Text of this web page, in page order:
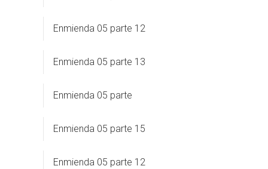
Enmienda 05 parte 12
Enmienda 05 parte 13
Enmienda 05 parte
Enmienda 05 parte 15
Enmienda 05 parte 12